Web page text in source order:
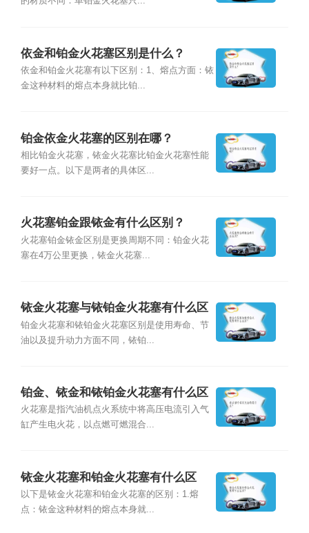
依金和铂金火花塞区别是什么？
依金和铂金火花塞有以下区别：1、熔点方面：铱
金这种材料的熔点本身就比铂...
铂金依金火花塞的区别在哪？
相比铂金火花塞，铱金火花塞比铂金火花塞性能
要好一点。以下是两者的具体区...
火花塞铂金跟铱金有什么区别？
火花塞铂金铱金区别是更换周期不同：铂金火花
塞在4万公里更换，铱金火花塞...
铱金火花塞与铱铂金火花塞有什么区
别？
铂金火花塞和铱铂金火花塞区别是使用寿命、节
油以及提升动力方面不同，铱铂...
铂金、铱金和铱铂金火花塞有什么区
别？
火花塞是指汽油机点火系统中将高压电流引入气
缸产生电火花，以点燃可燃混合...
铱金火花塞和铂金火花塞有什么区
别？
以下是铱金火花塞和铂金火花塞的区别：1.熔
点：铱金这种材料的熔点本身就...